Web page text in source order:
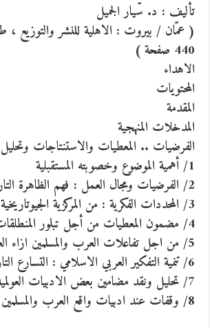
تأليف : د. سّيار الجميل
440 صفحة )
الاهداء
المحتويات
المقدمة
المدخلات المنهجية
الفرضيات .. المعطيات والاستنتاجات
1/ أهمية الموضوع وخصوبته المستقبلية
2/ الفرضيات ومجال العمل : فهم الظاهرة التاريخية
3/ المحددات الفكرية : من المركزية الجيوتاريخية الى العولمة الكونية
4/ مضمون المعطيات من أجل تبلور المنطلقات
5/ من اجل تفاعلات العرب والمسلمين ازاء العولمة الجديدة
6/ تنمية التفكير العربي الاسلامي : التسارع التاريخي وقوة الزمن
7/ تحليل ونقد مضامين بعض الادبيات العولمية الاساسية
8/ وقفات عند ادبيات واقع العرب والمسلمين